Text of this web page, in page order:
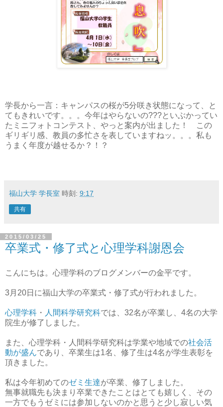
学長から一言：キャンパスの桜が5分咲き状態になって、と
てもきれいです。。。今年はやらないの???といぶかってい
たミニフォトコンテスト、やっと案内が出ました！ この
ギリギリ感、教員の多忙さを表していますねッ。。。私も
うまく年度が越せるか？！？
福山大学 学長室 時刻: 9:17
共有
2015/03/25
卒業式・修了式と心理学科謝恩会
こんにちは。心理学科のブログメンバーの金平です。
3月20日に福山大学の卒業式・修了式が行われました。
心理学科 ・ 人間科学研究科では、32名が卒業し、4名の大学
院生が修了しました。
また、心理学科・人間科学研究科は学業や地域での社会活
動が盛んであり、卒業生は1名、修了生は4名が学生表彰を
頂きました。
私は今年初めてのゼミ生達が卒業、修了しました。
無事就職先も決まり卒業できたことはとても嬉しく、その
一方でもうゼミには参加しないのかと思うと少し寂しい気